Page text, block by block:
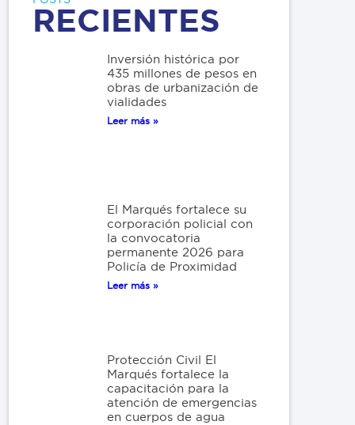
RECIENTES
Inversión histórica por
435 millones de pesos en
obras de urbanización de
vialidades
Leer más »
El Marqués fortalece su
corporación policial con
la convocatoria
permanente 2026 para
Policía de Proximidad
Leer más »
Protección Civil El
Marqués fortalece la
capacitación para la
atención de emergencias
en cuerpos de agua